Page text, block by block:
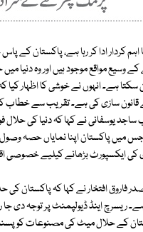
کردار ادا کر رہا ہے، پاکستان کے
وسیع مواقع موجود ہیں اور وہ دنیا
بن سکتا ہے۔ انہوں نے خوشی کا اظہار
قانون سازی کی ہے۔ تقریب سے خطاب
ساجد یوسفانی نے کہا کہ دنیا کی
جس میں پاکستان اپنا نمایاں حصہ
کی ایکسپورٹ بڑھانے کیلیے خصوصی
فاروق افتخار نے کہا کہ پاکستان
ہے۔ ریسرچ اینڈ ڈیولپمنٹ پر توجہ
کے حلال میٹ کی مصنوعات کو